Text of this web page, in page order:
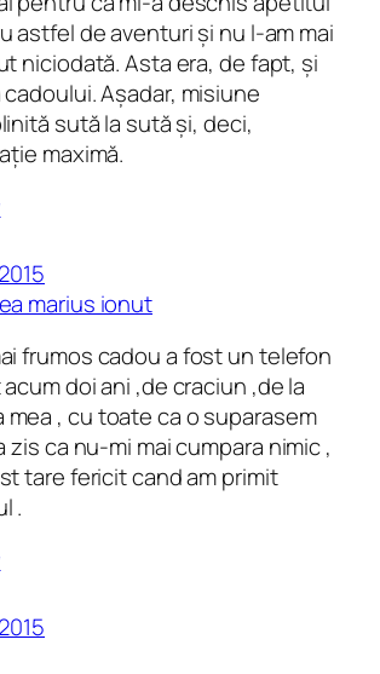
astfel de aventuri și nu l-am mai
niciodată. Asta era, de fapt, și
Așadar, misiune
sută la sută și, deci,
maximă.
marius ionut
frumos cadou a fost un telefon
doi ani ,de craciun ,de la
mea , cu toate ca o suparasem
zis ca nu-mi mai cumpara nimic ,
tare fericit cand am primit
.